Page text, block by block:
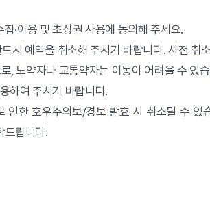
·이용 및 초상권 사용에 동의해 주세요.
시 예약을 취소해 주시기 바랍니다. 사전
, 노약자나 교통약자는 이동이 어려울 수 있
하여 주시기 바랍니다.
한 호우주의보/경보 발효 시 취소될 수 있
드립니다.